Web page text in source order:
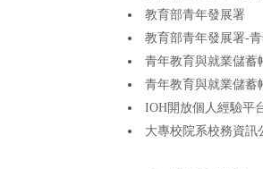
教育部青年發展署
教育部青年發展署-
青年教育與就業儲蓄
青年教育與就業儲蓄
IOH開放個人經驗平
大專校院系校務資訊